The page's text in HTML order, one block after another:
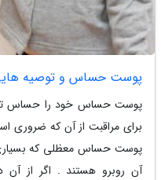
پوست حساس و توصیه هایی
پوست حساس خود را حساس
برای مراقبت از آن که ضروری
پوست حساس معظلی که
آن روبرو هستند . اگر از